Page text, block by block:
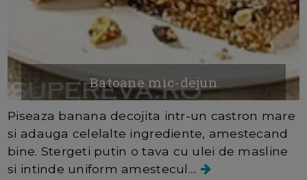
Batoane mic-dejun
Piseaza banana decojita intr-un castron mare
si adauga celelalte ingrediente, amestecand
bine. Stergeti putin o tava cu ulei de masline
si intinde uniform amestecul....